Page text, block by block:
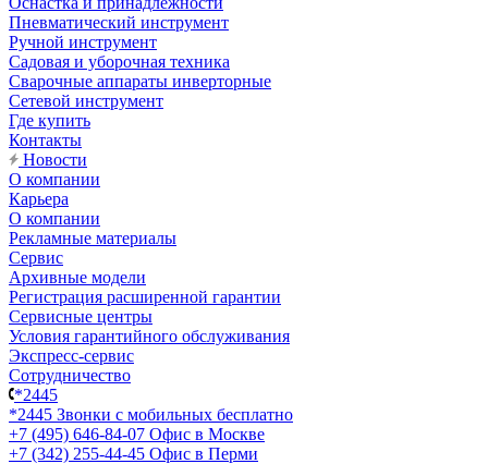
Пневматический инструмент
Ручной инструмент
Садовая и уборочная техника
Сварочные аппараты инверторные
Сетевой инструмент
Где купить
Контакты
Новости
О компании
Карьера
О компании
Рекламные материалы
Сервис
Архивные модели
Регистрация расширенной гарантии
Сервисные центры
Условия гарантийного обслуживания
Экспресс-сервис
Сотрудничество
*2445
*2445 Звонки с мобильных бесплатно
+7 (495) 646-84-07 Офис в Москве
+7 (342) 255-44-45 Офис в Перми